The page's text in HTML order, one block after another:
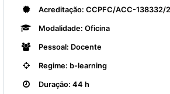
Acreditação: CCPFC/ACC-138332/
Modalidade: Oficina
Pessoal: Docente
Regime: b-learning
Duração: 44 h